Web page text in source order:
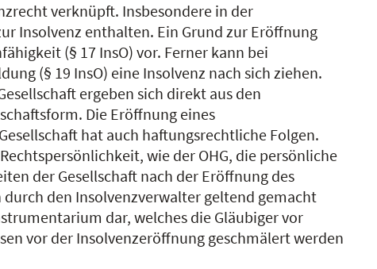
verknüpft. Insbesondere in der
Insolvenz enthalten. Ein Grund zur Eröffnung
(§ 17 InsO) vor. Ferner kann bei
(§ 19 InsO) eine Insolvenz nach sich ziehen.
ergeben sich direkt aus den
Die Eröffnung eines
hat auch haftungsrechtliche Folgen.
wie der OHG, die persönliche
der Gesellschaft nach der Eröffnung des
den Insolvenzverwalter geltend gemacht
dar, welches die Gläubiger vor
vor der Insolvenzeröffnung geschmälert werden